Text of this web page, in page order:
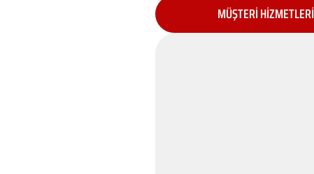
MÜŞTERİ HİZMETLERİ